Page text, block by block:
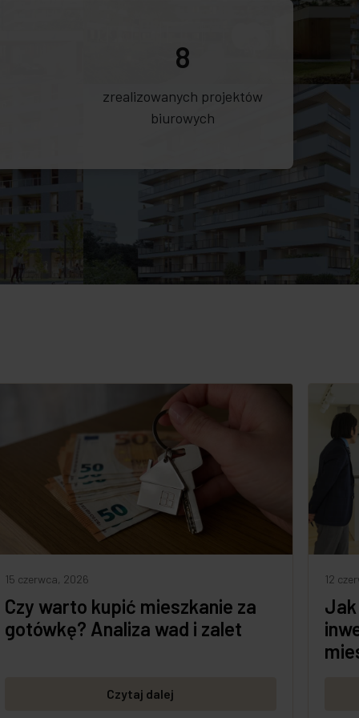
8
zrealizowanych projektów
biurowych
15 czerwca, 2026
Czy warto kupić mieszkanie za
gotówkę? Analiza wad i zalet
Czytaj dalej
12